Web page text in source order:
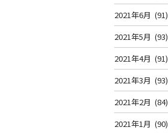
2021年6月 (91)
2021年5月 (93)
2021年4月 (91)
2021年3月 (93)
2021年2月 (84)
2021年1月 (90)